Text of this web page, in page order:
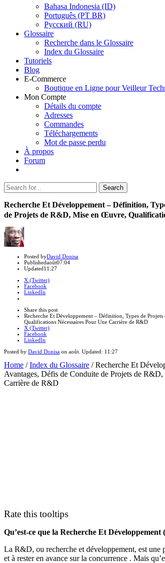
Bahasa Indonesia (ID)
Português (PT BR)
Pусский (RU)
Glossaire
Recherche dans le Glossaire
Index du Glossaire
Tutoriels
Blog
E-Commerce
Boutique en Ligne pour Veilleur
Mon Compte
Détails du compte
Adresses
Commandes
Téléchargements
Mot de passe perdu
À propos
Forum
Search
Search
for:
Recherche Et Développement – Définition,
de Projets de R&D, Mise en Œuvre,
Author
Posted byDavid Donisa
Publishedaoût07:04
Updated11:27
X (Twitter)
Facebook
LinkedIn
post
Share this postClose
sharing
box
Recherche Et Développement – Définition, Types de
Qualifications Nécessaires Pour Une Carrière de R&D
X (Twitter)
Facebook
LinkedIn
Posted by David Donisa on août . Updated: 11:27
Home /Index du Glossaire /Recherche Et
Avantages, Défis de Conduite de Projets de
Carrière de R&D
Rate this tooltips
Qu’est-ce que la Recherche Et Développement
La R&D, ou recherche et développement, est une
et à rester en avance sur la concurrence . Mais